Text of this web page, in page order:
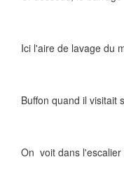
Ici l'aire de lavage du
Buffon quand il visitait
On voit dans